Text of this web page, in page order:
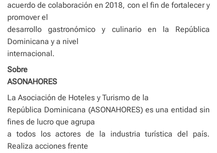
acuerdo de colaboración en 2018, con el fin de fortalecer y
promover el
desarrollo gastronómico y culinario en la República
Dominicana y a nivel
internacional.
Sobre
ASONAHORES
La Asociación de Hoteles y Turismo de la
República Dominicana (ASONAHORES) es una entidad sin
fines de lucro que agrupa
a todos los actores de la industria turística del país.
Realiza acciones frente